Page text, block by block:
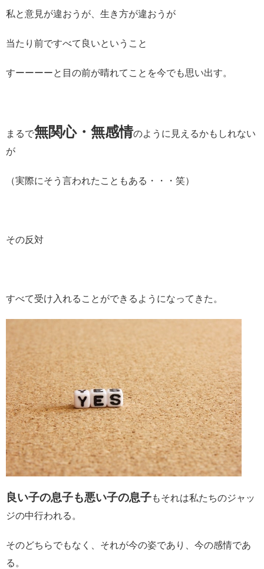
私と意見が違おうが、生き方が違おうが
当たり前ですべて良いということ
すーーーーと目の前が晴れてことを今でも思い出す。
まるで無関心・無感情のように見えるかもしれない
が
（実際にそう言われたこともある・・・笑）
その反対
すべて受け入れることができるようになってきた。
良い子の息子も悪い子の息子もそれは私たちのジャッ
ジの中行われる。
そのどちらでもなく、それが今の姿であり、今の感情であ
る。